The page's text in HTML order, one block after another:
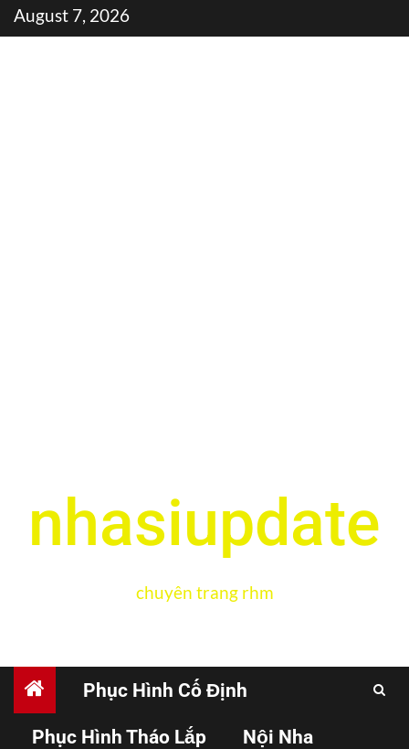
Skip
to
August 7, 2026
nhasiupdate
chuyên trang rhm
Phục Hình Cố Định
Phục Hình Tháo Lắp Nội Nha